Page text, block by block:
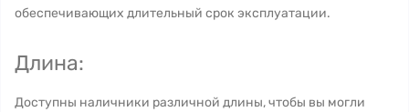
обеспечивающих длительный срок эксплуатации.
Длина:
Доступны наличники различной длины, чтобы вы могли